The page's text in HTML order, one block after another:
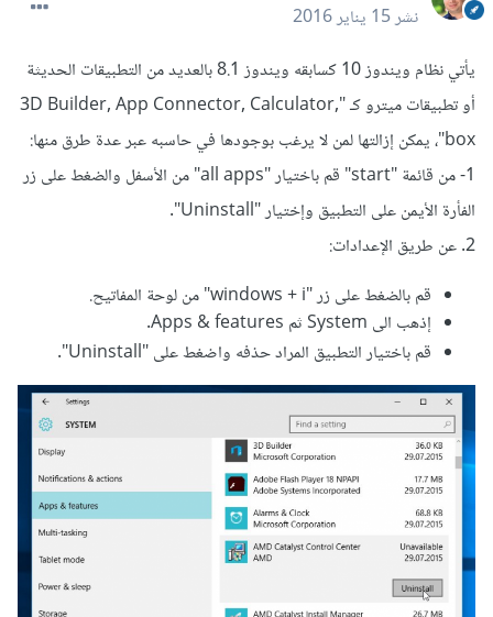
نشر15 يناير 2016
يأتي نظام ويندوز 10 كسابقه ويندوز 8.1 بالعديد من التطبيقات الحديثة
أو تطبيقات ميترو كـ "3D Builder, App Connector, Calculator,
box"، يمكن إزالتها لمن لا يرغب بوجودها في حاسبه عبر عدة طرق منها:
1- من قائمة "start" قم باختيار "all apps" من الأسفل والضغط على زر
الفأرة الأيمن على التطبيق وإختيار "Uninstall".
2. عن طريق الإعدادات:
قم بالضغط على زر "windows + i" من لوحة المفاتيح.
إذهب الى System ثم Apps & features.
قم باختيار التطبيق المراد حذفه واضغط على "Uninstall".